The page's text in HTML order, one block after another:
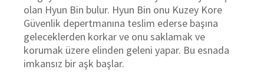
olan Hyun Bin bulur. Hyun Bin onu Kuzey Kore
Güvenlik depertmanına teslim ederse başına
geleceklerden korkar ve onu saklamak ve
korumak üzere elinden geleni yapar. Bu esnada
imkansız bir aşk başlar.